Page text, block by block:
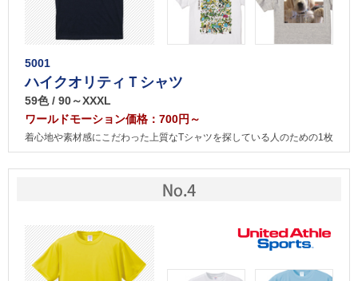
5001
ハイクオリティＴシャツ
59色 / 90～XXXL
ワールドモーション価格：700円～
着心地や素材感にこだわった上質なTシャツを探している人のための1枚